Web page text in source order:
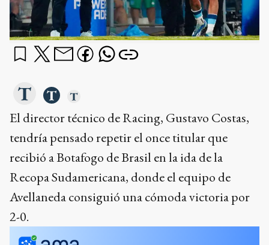
El director técnico de Racing, Gustavo Costas,
tendría pensado repetir el once titular que
recibió a Botafogo de Brasil en la ida de la
Recopa Sudamericana, donde el equipo de
Avellaneda consiguió una cómoda victoria por
2-0.